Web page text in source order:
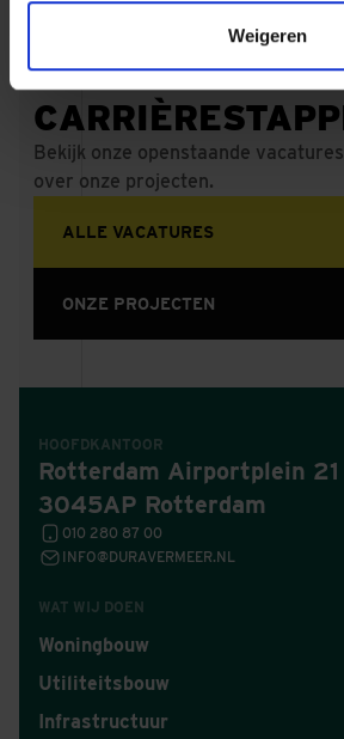
Weigeren
MAAK MEER
Bekijk onze openstaande
over onze projecten.
ALLE VACATURES
ONZE PROJECTEN
WAT WIJ DOEN
Woningbouw
Utiliteitsbouw
Infrastructuur
HOOFDKANTOOR
Rotterdam Airportplein 21
3045AP Rotterdam
010 280 87 00
INFO@DURAVERMEER.NL